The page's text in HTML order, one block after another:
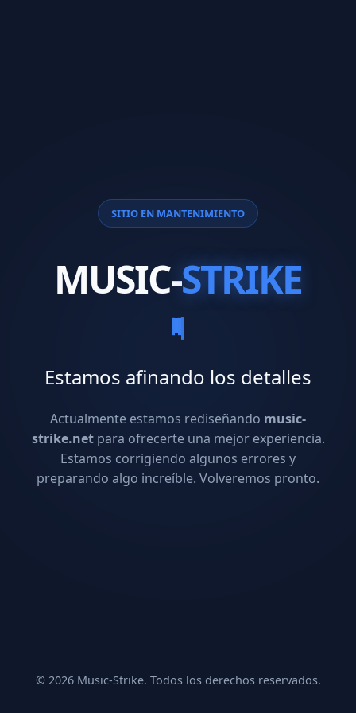
SITIO EN MANTENIMIENTO
MUSIC-STRIKE
Estamos afinando los detalles
Actualmente estamos rediseñando music-
strike.netpara ofrecerte una mejor experiencia.
Estamos corrigiendo algunos errores y
preparando algo increíble. Volveremos pronto.
© 2026 Music-Strike. Todos los derechos reservados.